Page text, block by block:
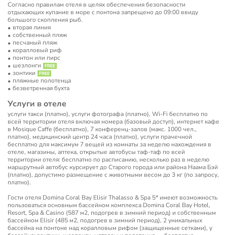
Cогласно правилам отеля в целях обеспечения безопасности
отдыхающих купание в море с понтона запрещено до 09:00 ввиду
большого скопления рыб.
вторая линия
собственный пляж
песчаный пляж
коралловый риф
понтон или пирс
шезлонги
зонтики
пляжные полотенца
безветренная бухта
Услуги в отеле
услуги такси (платно), услуги фотографа (платно), Wi-Fi бесплатно по
всей территории отеля включая номера (базовый доступ), интернет кафе
в Mosique Caffe (бесплатно), 7 конференц-залов (макс. 1000 чел.,
платно), медицинский центр 24 часа (платно), услуги прачечной
бесплатно для максимум 7 вещей из комнаты за неделю нахождения в
отеле, магазины, аптека, открытые автобусы таф-таф по всей
территории отеля: бесплатно по расписанию, несколько раз в неделю
маршрутный автобус курсирует до Старого города или района Наама Бэй
(платно), допустимо размещение с животными весом до 3 кг (по запросу,
платно).
Гости отеля Domina Coral Bay Elisir Thalasso & Spa 5* имеют возможность
пользоваться основным бассейном комплекса Domina Coral Bay Hotel,
Resort, Spa & Casino (587 м2, подогрев в зимний период) и собственным
бассейном Elisir (485 м2, подогрев в зимний период), 2 уникальных
бассейна на понтоне над коралловым рифом (защищенные сетками), у